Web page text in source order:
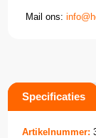
Mail ons:
Specificaties
Artikelnummer: